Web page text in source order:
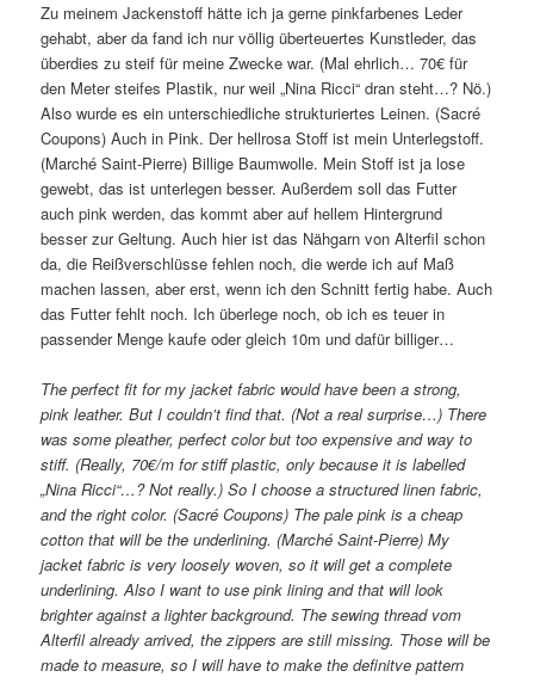
Zu meinem Jackenstoff hätte ich ja gerne pinkfarbenes Leder
gehabt, aber da fand ich nur völlig überteuertes Kunstleder, das
überdies zu steif für meine Zwecke war. (Mal ehrlich… 70€ für
den Meter steifes Plastik, nur weil „Nina Ricci“ dran steht…? Nö.)
Also wurde es ein unterschiedliche strukturiertes Leinen. (Sacré
Coupons) Auch in Pink. Der hellrosa Stoff ist mein Unterlegstoff.
(Marché Saint-Pierre) Billige Baumwolle. Mein Stoff ist ja lose
gewebt, das ist unterlegen besser. Außerdem soll das Futter
auch pink werden, das kommt aber auf hellem Hintergrund
besser zur Geltung. Auch hier ist das Nähgarn von Alterfil schon
da, die Reißverschlüsse fehlen noch, die werde ich auf Maß
machen lassen, aber erst, wenn ich den Schnitt fertig habe. Auch
das Futter fehlt noch. Ich überlege noch, ob ich es teuer in
passender Menge kaufe oder gleich 10m und dafür billiger…
The perfect fit for my jacket fabric would have been a strong,
pink leather. But I couldn’t find that. (Not a real surprise…) There
was some pleather, perfect color but too expensive and way to
stiff. (Really, 70€/m for stiff plastic, only because it is labelled
„Nina Ricci“…? Not really.) So I choose a structured linen fabric,
and the right color. (Sacré Coupons) The pale pink is a cheap
cotton that will be the underlining. (Marché Saint-Pierre) My
jacket fabric is very loosely woven, so it will get a complete
underlining. Also I want to use pink lining and that will look
brighter against a lighter background. The sewing thread vom
Alterfil already arrived, the zippers are still missing. Those will be
made to measure, so I will have to make the definitve pattern